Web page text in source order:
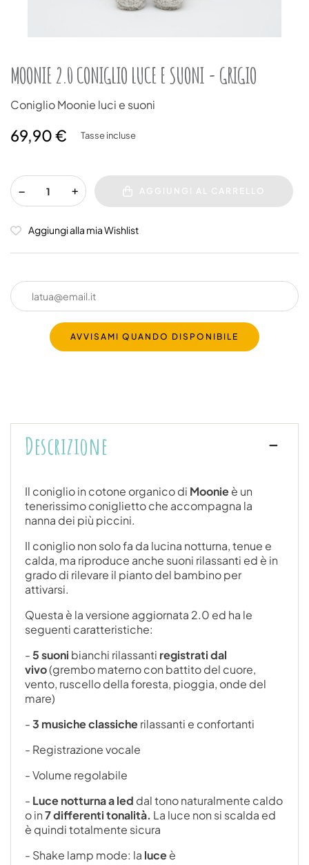
MOONIE 2.0 CONIGLIO LUCE E SUONI - GRIGIO
Coniglio Moonie luci e suoni
69,90 € Tasse incluse
AGGIUNGI AL CARRELLO
Aggiungi alla mia Wishlist
AVVISAMI QUANDO DISPONIBILE
Descrizione
Il coniglio in cotone organico di Moonieè un
tenerissimo coniglietto che accompagna la
nanna dei più piccini.
Il coniglio non solo fa da lucina notturna, tenue e
calda, ma riproduce anche suoni rilassanti ed è in
grado di rilevare il pianto del bambino per
attivarsi.
Questa è la versione aggiornata 2.0 ed ha le
seguenti caratteristiche:
-5 suoni bianchi rilassanti registrati dal
vivo(grembo materno con battito del cuore,
vento, ruscello della foresta, pioggia, onde del
mare)
-3 musiche classicherilassanti e confortanti
- Registrazione vocale
- Volume regolabile
- Luce notturna a led dal tono naturalmente caldo
o in7 differenti tonalità. La luce non si scalda ed
è quindi totalmente sicura
- Shake lamp mode: la luceè